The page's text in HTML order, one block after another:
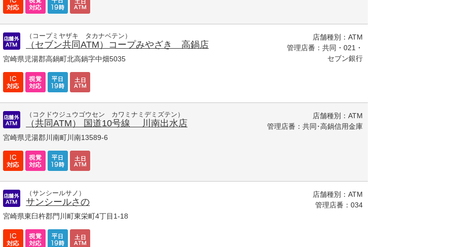
（コープミヤザキ タカナベテン）
（セブン共同ATM）コープみやざき 高鍋店
宮崎県児湯郡高鍋町北高鍋字中畑5035
店舗種別：ATM
管理店番：共同・021・
セブン銀行
（コクドウジュウゴウセン カワミナミデミズテン）
（共同ATM） 国道10号線 川南出水店
宮崎県児湯郡川南町川南13589-6
店舗種別：ATM
管理店番：共同･高鍋信用金庫
（サンシールサノ）
サンシールさの
宮崎県東臼杵郡門川町東栄町4丁目1-18
店舗種別：ATM
管理店番：034